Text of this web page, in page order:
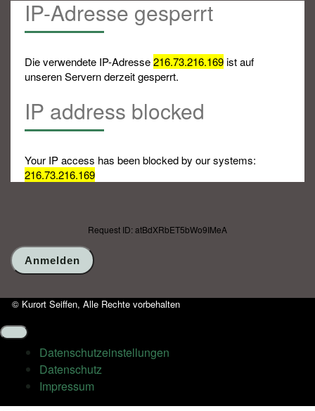
IP-Adresse gesperrt
Die verwendete IP-Adresse216.73.216.169ist auf
unseren Servern derzeit gesperrt.
IP address blocked
Your IP access has been blocked by our systems:
216.73.216.169
Request ID: atBdXRbET5bWo9IMeA
© Kurort Seiffen, Alle Rechte vorbehalten
Datenschutz­einstellungen
Datenschutz
Impressum